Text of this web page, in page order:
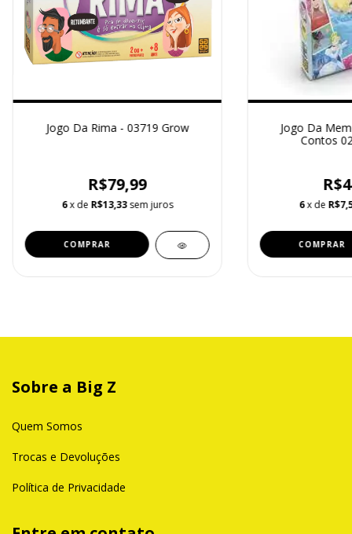
Jogo Da Rima - 03719 Grow
R$79,99
6x de R$13,33 sem juros
Jogo Da
Contos
6x de
Sobre a Big Z
Quem Somos
Trocas e Devoluções
Política de Privacidade